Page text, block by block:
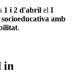
1 i 2 d'abril el I
amb
.
in